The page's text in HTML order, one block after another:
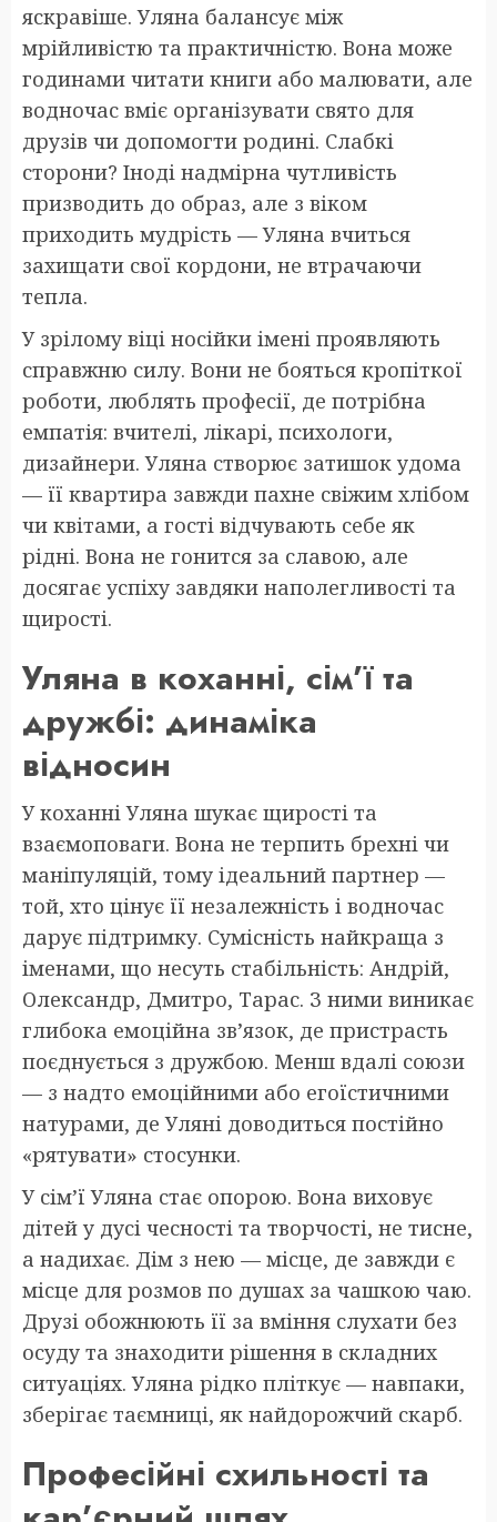
яскравіше. Уляна балансує між
мрійливістю та практичністю. Вона може
годинами читати книги або малювати, але
водночас вміє організувати свято для
друзів чи допомогти родині. Слабкі
сторони? Іноді надмірна чутливість
призводить до образ, але з віком
приходить мудрість — Уляна вчиться
захищати свої кордони, не втрачаючи
тепла.
У зрілому віці носійки імені проявляють
справжню силу. Вони не бояться кропіткої
роботи, люблять професії, де потрібна
емпатія: вчителі, лікарі, психологи,
дизайнери. Уляна створює затишок удома
— її квартира завжди пахне свіжим хлібом
чи квітами, а гості відчувають себе як
рідні. Вона не гонится за славою, але
досягає успіху завдяки наполегливості та
щирості.
Уляна в коханні, сім’ї та
дружбі: динаміка
відносин
У коханні Уляна шукає щирості та
взаємоповаги. Вона не терпить брехні чи
маніпуляцій, тому ідеальний партнер —
той, хто цінує її незалежність і водночас
дарує підтримку. Сумісність найкраща з
іменами, що несуть стабільність: Андрій,
Олександр, Дмитро, Тарас. З ними виникає
глибока емоційна зв’язок, де пристрасть
поєднується з дружбою. Менш вдалі союзи
— з надто емоційними або егоїстичними
натурами, де Уляні доводиться постійно
«рятувати» стосунки.
У сім’ї Уляна стає опорою. Вона виховує
дітей у дусі чесності та творчості, не тисне,
а надихає. Дім з нею — місце, де завжди є
місце для розмов по душах за чашкою чаю.
Друзі обожнюють її за вміння слухати без
осуду та знаходити рішення в складних
ситуаціях. Уляна рідко пліткує — навпаки,
зберігає таємниці, як найдорожчий скарб.
Професійні схильності та